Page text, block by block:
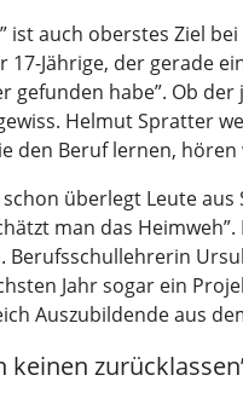
ist auch oberstes Ziel
17-Jährige, der gerade
gefunden habe”. Ob
Helmut Spratter
den Beruf lernen,
überlegt Leute
man das
Berufsschullehrerin
Jahr sogar ein
Auszubildende aus
keinen